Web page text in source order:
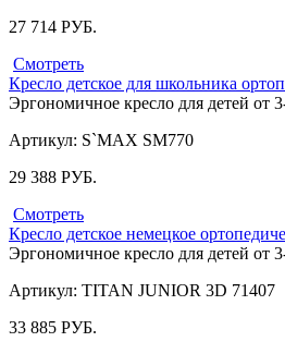
27 714 РУБ.
Смотреть
Кресло детское для школьника
Эргономичное кресло для детей от
Артикул: S`MAX SM770
29 388 РУБ.
Смотреть
Кресло детское немецкое
Эргономичное кресло для детей от
Артикул: TITAN JUNIOR 3D 71407
33 885 РУБ.